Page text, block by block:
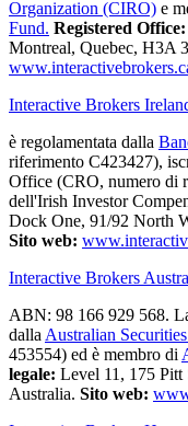
Organization (CIRO) e
Fund. Registered Office:
Montreal, Quebec, H3A
Interactive Brokers
è regolamentata dalla
riferimento C423427),
Office (CRO, numero di
dell'Irish Investor
Dock One, 91/92 North
Sito web:
Interactive Brokers
ABN: 98 166 929 568.
dalla Australian
453554) ed è membro di
legale: Level 11, 175 Pitt
Australia. Sito web: